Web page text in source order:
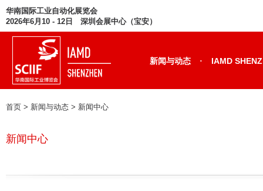
华南国际工业自动化展览会
2026年6月10 - 12日 深圳会展中心（宝安）
新闻与动态 · IAMD
首页 > 新闻与动态 > 新闻中心
新闻中心